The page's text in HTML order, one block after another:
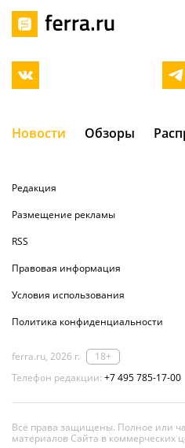
Новости Обзоры
Редакция
Размещение рекламы
RSS
Правовая информация
Условия использования
Политика конфиденциальности
ferra.ru, 2026 г.
18+
Телефон редакции: +7 495 785-17-00
Все права защищены. Полное или
материалов Сайта в коммерческих